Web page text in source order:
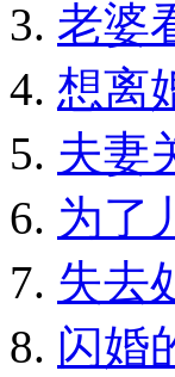
老婆
想离
夫妻
为了
失去
闪婚